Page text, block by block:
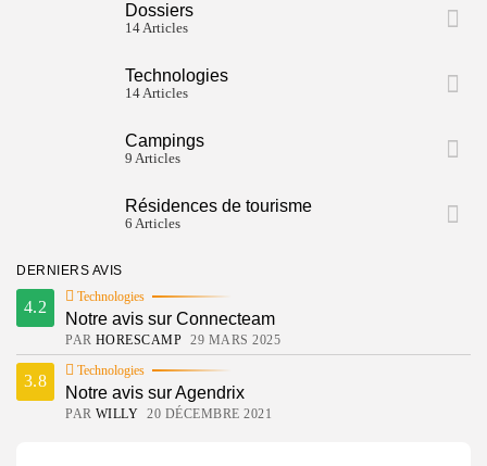
Dossiers
14 Articles
Technologies
14 Articles
Campings
9 Articles
Résidences de tourisme
6 Articles
DERNIERS AVIS
4.2
Technologies
Notre avis sur Connecteam
PAR HORESCAMP 29 MARS 2025
3.8
Technologies
Notre avis sur Agendrix
PAR WILLY 20 DÉCEMBRE 2021